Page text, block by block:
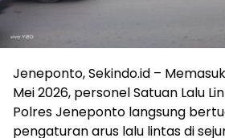
Jeneponto, Sekindo.id –
Mei 2026, personel Satuan Lalu
Polres Jeneponto langsung
pengaturan arus lalu lintas di